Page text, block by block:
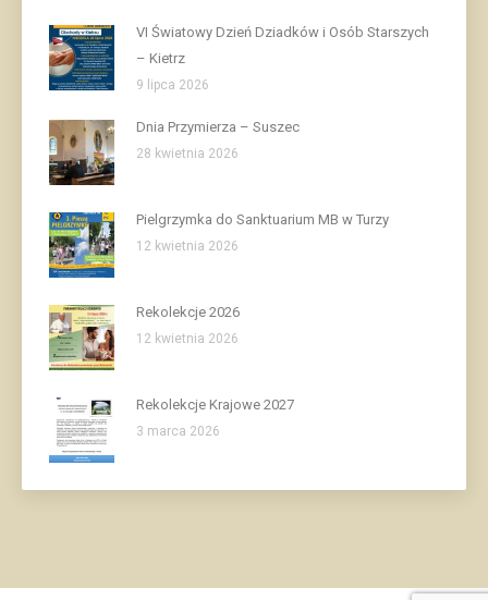
VI Światowy Dzień Dziadków i Osób Starszych
– Kietrz
9 lipca 2026
Dnia Przymierza – Suszec
28 kwietnia 2026
Pielgrzymka do Sanktuarium MB w Turzy
12 kwietnia 2026
Rekolekcje 2026
12 kwietnia 2026
Rekolekcje Krajowe 2027
3 marca 2026